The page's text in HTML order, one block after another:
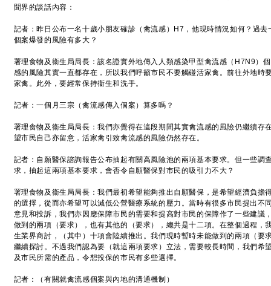
聞界的談話內容：
記者：昨日公布一名十歲小朋友確診（禽流感）H7，他現時情況如何？過
個案爆發的風險有多大？
署理食物及衞生局局長：該名證實外地傳入人類感染甲型禽流感（H7N9）
感的風險其實一直都存在，所以我們呼籲市民不要觸碰活家禽。前往外地時
家禽。此外，要經常保持衞生和洗手。
記者：一個月三宗（禽流感傳入個案）算多嗎？
署理食物及衞生局局長：我們亦覺得在這段期間其實禽流感的風險仍繼續存
望市民自己亦留意，活家禽引致禽流感的風險仍然存在。
記者：自願醫保諮詢報告公布抽起有關高風險池的兩項基本要求。但一些調
求，抽起這兩項基本要求，會否令自願醫保對市民的吸引力不大？
署理食物及衞生局局長：我們最初希望能夠推出自願醫保，是希望經濟負擔
的選擇，從而亦希望可以減低公營醫療系統的壓力。當時有很多市民提出不
意見和投訴，我們亦因應保障市民的需要和提高對市民的保障作了一些建議
做到的兩項（要求），也有其他的（要求），總共是十二項。在整個過程，
生業界商討，（其中）十項會陸續推出。我們現時暫時未能做到的兩項（要
繼續探討。不過我們認為要（就這兩項要求）立法，需要較長時間，我們希
及市民所需的產品，令想投保的市民有多些選擇。
記者：（有關就禽流感個案與內地的溝通機制）